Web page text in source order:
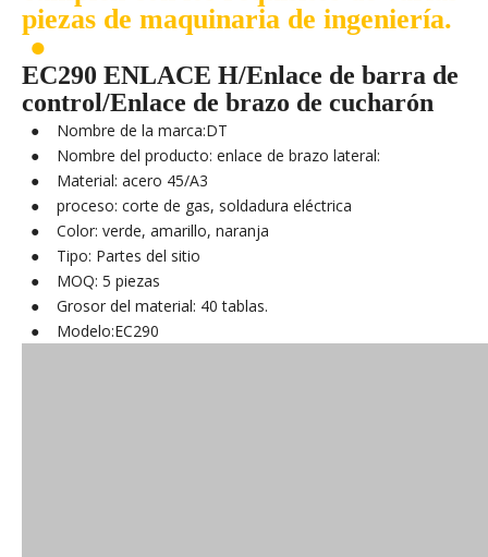
piezas de maquinaria de ingeniería.
●
EC290 ENLACE H/Enlace de barra de
control/Enlace de brazo de cucharón
● Nombre de la marca:DT
● Nombre del producto: enlace de brazo lateral:
● Material: acero 45/A3
● proceso: corte de gas, soldadura eléctrica
● Color: verde, amarillo, naranja
● Tipo: Partes del sitio
● MOQ: 5 piezas
● Grosor del material: 40 tablas.
● Modelo:EC290